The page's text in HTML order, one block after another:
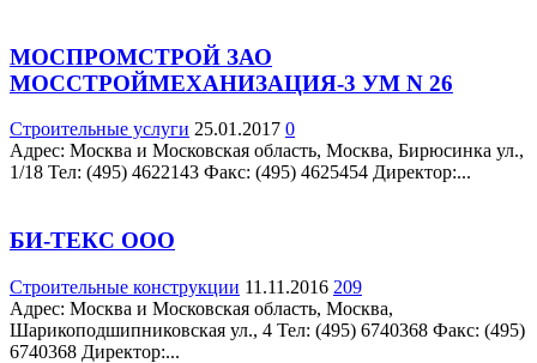
МОСПРОМСТРОЙ ЗАО
МОССТРОЙМЕХАНИЗАЦИЯ-3 УМ N 26
Строительные услуги 25.01.2017 0
Адрес: Москва и Московская область, Москва, Бирюсинка ул.,
1/18 Teл: (495) 4622143 Факс: (495) 4625454 Директор:...
БИ-ТЕКС ООО
Строительные конструкции 11.11.2016 209
Адрес: Москва и Московская область, Москва,
Шарикоподшипниковская ул., 4 Teл: (495) 6740368 Факс: (495)
6740368 Директор:...